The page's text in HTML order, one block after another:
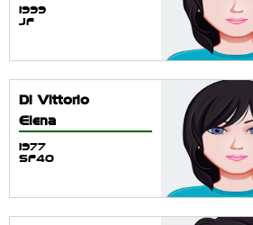
1999
JF
Di Vittorio
Elena
1977
SF40